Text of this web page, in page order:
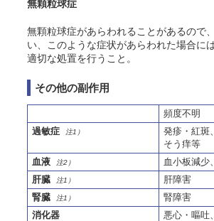
無顆粒球症
無顆粒球症があらわれることがあるので
い、このような症状があらわれた場合に
適切な処置を行うこと。
その他の副作用
頻度不明
過敏症
注1）
発疹・紅斑
そう 痒等
血液
注2）
血小板減少
肝臓
注1）
肝障害
腎臓
注1）
腎障害
消化器
悪心・嘔吐